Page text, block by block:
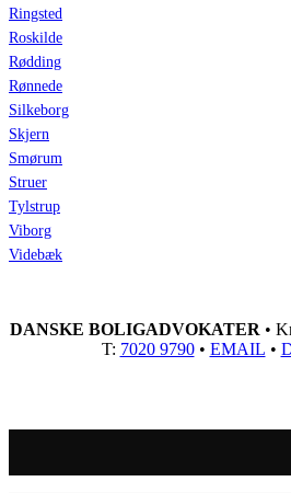
Ringsted
Roskilde
Rødding
Rønnede
Silkeborg
Skjern
Smørum
Struer
Tylstrup
Viborg
Videbæk
DANSKE BOLIGADVOKATER •
T: 7020 9790• EMAIL •